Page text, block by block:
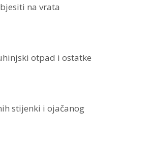
na vrata
otpad i ostatke
stijenki i ojačanog